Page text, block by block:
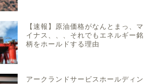
【速報】原油価格がなんとまっ、マ
イナス、、、それでもエネルギー銘
柄をホールドする理由
アークランドサービスホールディン